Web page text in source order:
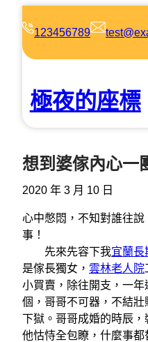
123456789
極夜的座標
想到婆傢內心一
2020 年 3 月 10 日
心中憋悶，不知對誰往
事！
先來先容下我宜蘭長
是傢長獨女， 雲林老人院
小買賣，除往開支，一
個，哥哥不可器，不結
下獄。哥哥成婚的時辰
他怙恃全包瞭，什麼事都